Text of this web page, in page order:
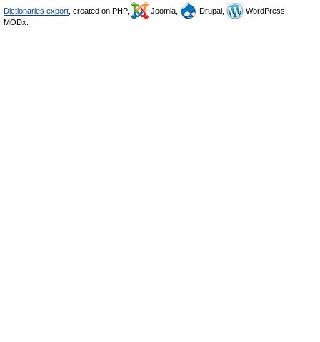
Dictionaries export , created on PHP, Joomla, Drupal,
WordPress,
MODx.